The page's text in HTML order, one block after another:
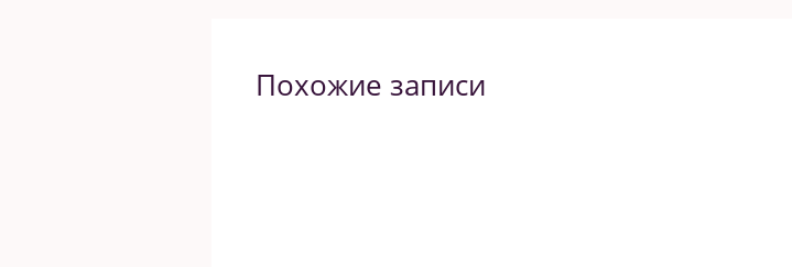
Похожие записи